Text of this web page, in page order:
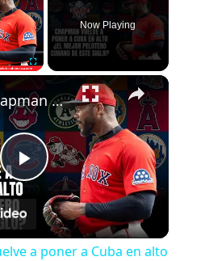
Now Playing
×
Play
Video
Aroldis Chapman vuelve a poner a Cuba en alto ¿Es el mejor pelotero cubano de este siglo?
a poner a Cuba en alto